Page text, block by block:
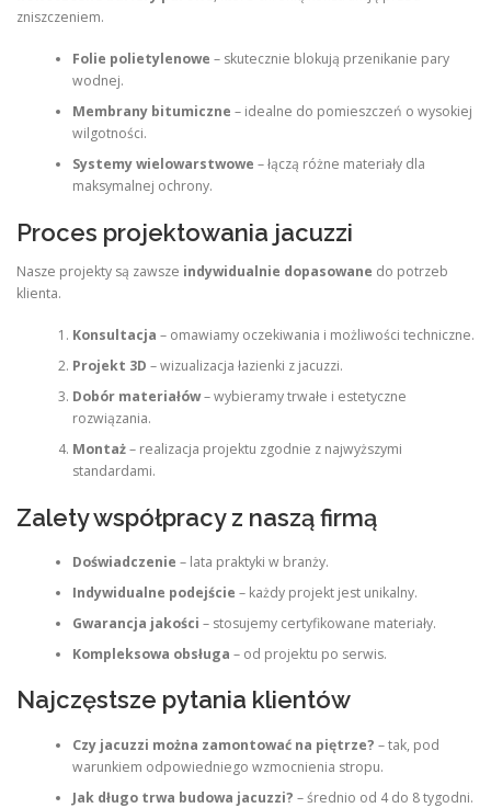
zniszczeniem.
Folie polietylenowe – skutecznie blokują przenikanie pary
wodnej.
Membrany bitumiczne – idealne do pomieszczeń o wysokiej
wilgotności.
Systemy wielowarstwowe – łączą różne materiały dla
maksymalnej ochrony.
Proces projektowania jacuzzi
Nasze projekty są zawsze indywidualnie dopasowane do potrzeb
klienta.
Konsultacja – omawiamy oczekiwania i możliwości techniczne.
Projekt 3D – wizualizacja łazienki z jacuzzi.
Dobór materiałów– wybieramy trwałe i estetyczne
rozwiązania.
Montaż– realizacja projektu zgodnie z najwyższymi
standardami.
Zalety współpracy z naszą firmą
Doświadczenie – lata praktyki w branży.
Indywidualne podejście – każdy projekt jest unikalny.
Gwarancja jakości – stosujemy certyfikowane materiały.
Kompleksowa obsługa – od projektu po serwis.
Najczęstsze pytania klientów
Czy jacuzzi można zamontować na piętrze? – tak, pod
warunkiem odpowiedniego wzmocnienia stropu.
Jak długo trwa budowa jacuzzi? – średnio od 4 do 8 tygodni.